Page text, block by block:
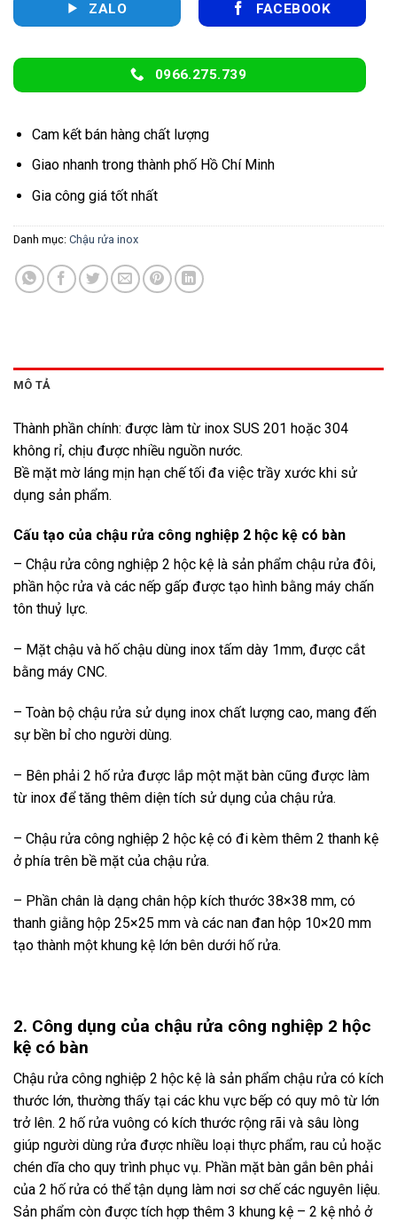
ZALO FACEBOOK
0966.275.739
Cam kết bán hàng chất lượng
Giao nhanh trong thành phố Hồ Chí Minh
Gia công giá tốt nhất
Danh mục: Chậu rửa inox
MÔ TẢ
Thành phần chính: được làm từ inox SUS 201 hoặc 304
không rỉ, chịu được nhiều nguồn nước.
Bề mặt mờ láng mịn hạn chế tối đa việc trầy xước khi sử
dụng sản phẩm.
Cấu tạo của chậu rửa công nghiệp 2 hộc kệ có bàn
– Chậu rửa công nghiệp 2 hộc kệ là sản phẩm chậu rửa đôi,
phần hộc rửa và các nếp gấp được tạo hình bằng máy chấn
tôn thuỷ lực.
– Mặt chậu và hố chậu dùng inox tấm dày 1mm, được cắt
bằng máy CNC.
– Toàn bộ chậu rửa sử dụng inox chất lượng cao, mang đến
sự bền bỉ cho người dùng.
– Bên phải 2 hố rửa được lắp một mặt bàn cũng được làm
từ inox để tăng thêm diện tích sử dụng của chậu rửa.
– Chậu rửa công nghiệp 2 hộc kệ có đi kèm thêm 2 thanh kệ
ở phía trên bề mặt của chậu rửa.
– Phần chân là dạng chân hộp kích thước 38×38 mm, có
thanh giằng hộp 25×25 mm và các nan đan hộp 10×20 mm
tạo thành một khung kệ lớn bên dưới hố rửa.
2. Công dụng của chậu rửa công nghiệp 2 hộc
kệ có bàn
Chậu rửa công nghiệp 2 hộc kệ là sản phẩm chậu rửa có kích
thước lớn, thường thấy tại các khu vực bếp có quy mô từ lớn
trở lên. 2 hố rửa vuông có kích thước rộng rãi và sâu lòng
giúp người dùng rửa được nhiều loại thực phẩm, rau củ hoặc
chén dĩa cho quy trình phục vụ. Phần mặt bàn gắn bên phải
của 2 hố rửa có thể tận dụng làm nơi sơ chế các nguyên liệu.
Sản phẩm còn được tích hợp thêm 3 khung kệ – 2 kệ nhỏ ở